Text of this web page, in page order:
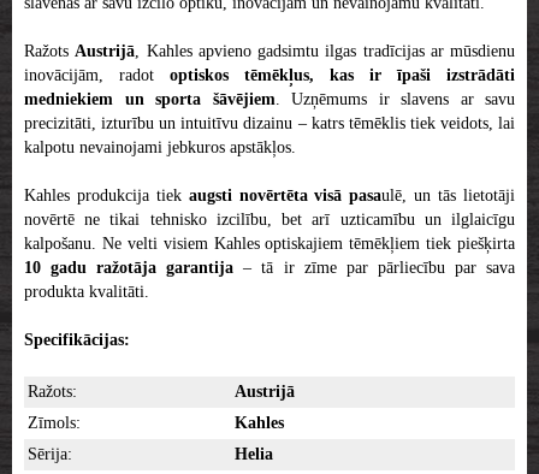
Ražots Austrijā , Kahles apvieno gadsimtu ilgas tradīcijas ar mūsdienu
inovācijām, radot optiskos tēmēkļus, kas ir īpaši izstrādāti
medniekiem un sporta šāvējiem . Uzņēmums ir slavens ar savu
precizitāti, izturību un intuitīvu dizainu – katrs tēmēklis tiek veidots, lai
kalpotu nevainojami jebkuros apstākļos.
Kahles produkcija tiek augsti novērtēta visā pasaulē, un tās lietotāji
novērtē ne tikai tehnisko izcilību, bet arī uzticamību un ilglaicīgu
kalpošanu. Ne velti visiem Kahles optiskajiem tēmēkļiem tiek piešķirta
10 gadu ražotāja garantija – tā ir zīme par pārliecību par sava
produkta kvalitāti.
Specifikācijas:
Ražots:
Austrijā
Zīmols:
Kahles
Sērija:
Helia